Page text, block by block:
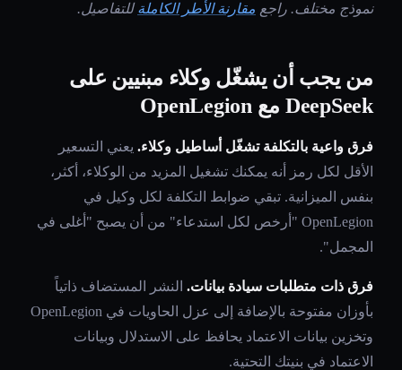
نموذج مختلف. راجع مقارنة الأطر الكاملةللتفاصيل.
من يجب أن يشغّل وكلاء مبنيين على
DeepSeek مع OpenLegion
فرق واعية بالتكلفة تشغّل أساطيل وكلاء. يعني التسعير
الأقل لكل رمز أنه يمكنك تشغيل المزيد من الوكلاء، أكثر،
بنفس الميزانية. تبقي ضوابط التكلفة لكل وكيل في
OpenLegion "أرخص لكل استدعاء" من أن يصبح "أغلى في
المجمل".
فرق ذات متطلبات سيادة بيانات. النشر المستضاف ذاتياً
بأوزان مفتوحة بالإضافة إلى عزل الحاويات في OpenLegion
وتخزين بيانات الاعتماد يحافظ على الاستدلال وبيانات
الاعتماد في بنيتك التحتية.